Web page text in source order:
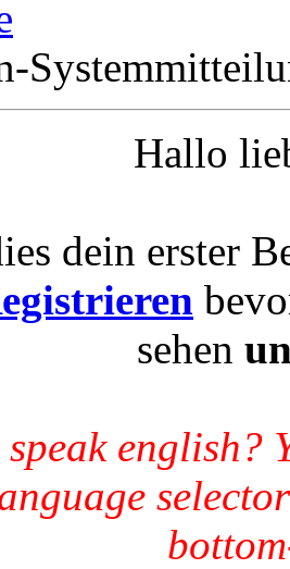
Hallo
dein erster
sehen
english?